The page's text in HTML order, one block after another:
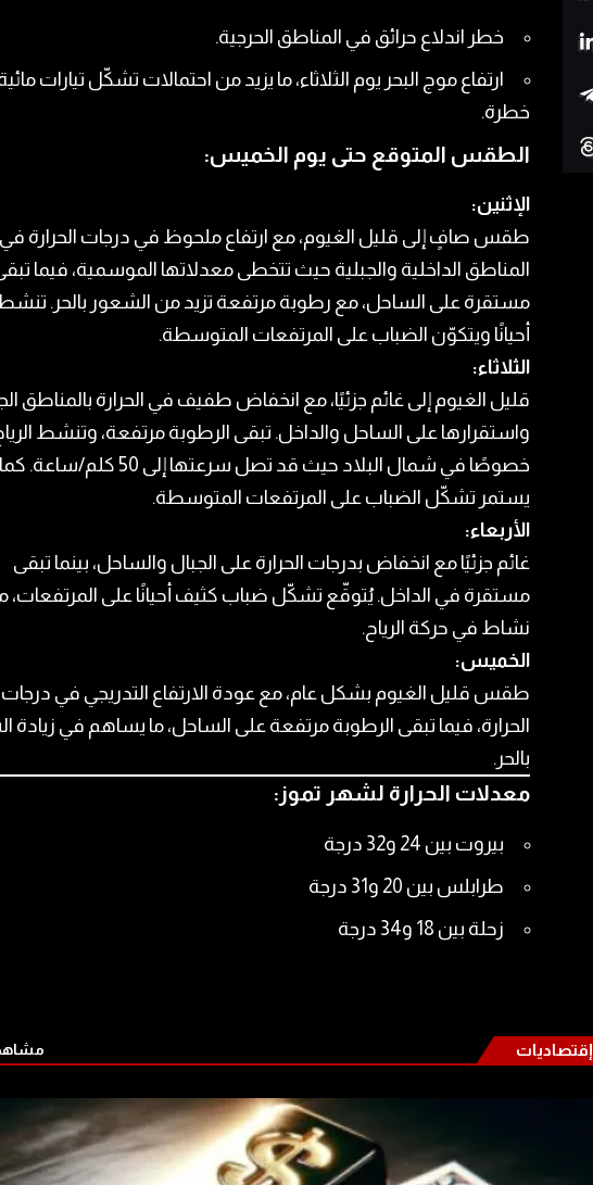
خطر اندلاع حرائق في المناطق الحرجية.
ارتفاع موج البحر يوم الثلاثاء، ما يزيد من احتمالات تشكّل تيارات
خطرة.
الطقس المتوقع حتى يوم الخميس:
الإثنين:
طقس صافٍ إلى قليل الغيوم، مع ارتفاع ملحوظ في درجات الحرارة في
المناطق الداخلية والجبلية حيث تتخطى معدلاتها الموسمية، فيما
مستقرة على الساحل، مع رطوبة مرتفعة تزيد من الشعور بالحر. تنشط
أحيانًا ويتكوّن الضباب على المرتفعات المتوسطة.
الثلاثاء:
قليل الغيوم إلى غائم جزئيًا، مع انخفاض طفيف في الحرارة بالمناطق
واستقرارها على الساحل والداخل. تبقى الرطوبة مرتفعة، وتنشط الرياح
خصوصًا في شمال البلاد حيث قد تصل سرعتها إلى 50 كلم/ساعة. كما
يستمر تشكّل الضباب على المرتفعات المتوسطة.
الأربعاء:
غائم جزئيًا مع انخفاض بدرجات الحرارة على الجبال والساحل، بينما تبقى
مستقرة في الداخل. يُتوقّع تشكّل ضباب كثيف أحيانًا على المرتفعات،
نشاط في حركة الرياح.
الخميس:
طقس قليل الغيوم بشكل عام، مع عودة الارتفاع التدريجي في درجات
الحرارة، فيما تبقى الرطوبة مرتفعة على الساحل، ما يساهم في زيادة
بالحر.
معدلات الحرارة لشهر تموز :
بيروت بين 24 و32 درجة
طرابلس بين 20 و31 درجة
زحلة بين 18 و34 درجة
إقتصاديات